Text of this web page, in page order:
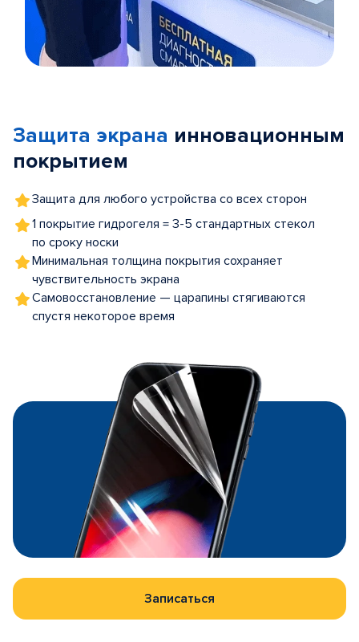
5
Защита экрана инновационным
покрытием
Защита для любого устройства со всех сторон
1 покрытие гидрогеля = 3-5 стандартных стекол
по сроку носки
Минимальная толщина покрытия сохраняет
чувствительность экрана
Самовосстановление — царапины стягиваются
спустя некоторое время
Записаться